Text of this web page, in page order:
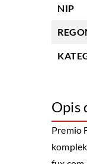
NIP
Opis
Premio